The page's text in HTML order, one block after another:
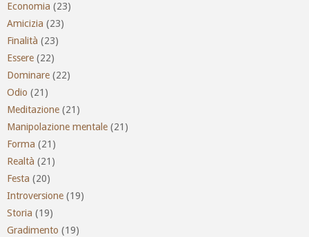
Economia (23)
Amicizia (23)
Finalità (23)
Essere (22)
Dominare (22)
Odio (21)
Meditazione (21)
Manipolazione mentale (21)
Forma (21)
Realtà (21)
Festa (20)
Introversione (19)
Storia (19)
Gradimento (19)